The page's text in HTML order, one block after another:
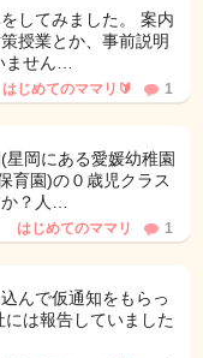
してみました。 案内
授業とか、事前説明
ません…
はじめてのママリ🔰 1
岡にある愛媛幼稚園
育園)の０歳児クラス
？人…
はじめてのママリ 1
んで仮通知をもらっ
は報告していました